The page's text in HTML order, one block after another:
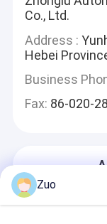
Co., Ltd.
Address :
Hebei
Business
Fax: 86-020-
Zuo